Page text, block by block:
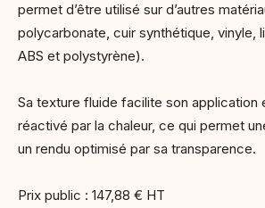
permet d’être utilisé sur d’autres
polycarbonate, cuir synthétique, vinyle,
ABS et polystyrène).
Sa texture fluide facilite son application
réactivé par la chaleur, ce qui permet
un rendu optimisé par sa transparence.
Prix public : 147,88 € HT